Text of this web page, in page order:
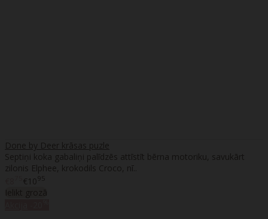
Done by Deer krāsas puzle
Septiņi koka gabaliņi palīdzēs attīstīt bērna motoriku, savukārt
zilonis Elphee, krokodils Croco, nī..
€1095
Ielikt grozā